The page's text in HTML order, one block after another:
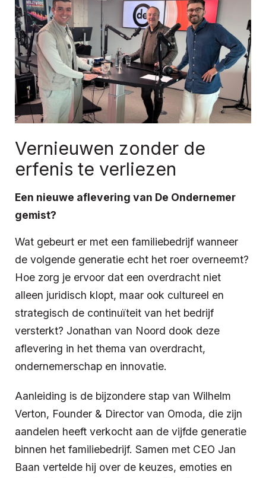
Vernieuwen zonder de
erfenis te verliezen
Een nieuwe aflevering van De Ondernemer
gemist?
Wat gebeurt er met een familiebedrijf wanneer
de volgende generatie echt het roer overneemt?
Hoe zorg je ervoor dat een overdracht niet
alleen juridisch klopt, maar ook cultureel en
strategisch de continuïteit van het bedrijf
versterkt? Jonathan van Noord dook deze
aflevering in het thema van overdracht,
ondernemerschap en innovatie.
Aanleiding is de bijzondere stap van Wilhelm
Verton, Founder & Director van Omoda, die zijn
aandelen heeft verkocht aan de vijfde generatie
binnen het familiebedrijf. Samen met CEO Jan
Baan vertelde hij over de keuzes, emoties en